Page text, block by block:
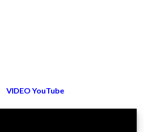
VIDEO YouTube